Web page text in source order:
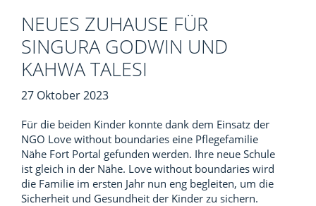
NEUES ZUHAUSE FÜR
SINGURA GODWIN UND
KAHWA TALESI
27 Oktober 2023
Für die beiden Kinder konnte dank dem Einsatz der
NGO Love without boundaries eine Pflegefamilie
Nähe Fort Portal gefunden werden. Ihre neue Schule
ist gleich in der Nähe. Love without boundaries wird
die Familie im ersten Jahr nun eng begleiten, um die
Sicherheit und Gesundheit der Kinder zu sichern.